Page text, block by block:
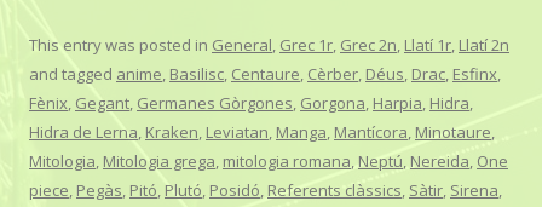
This entry was posted in General, Grec 1r, Grec 2n, Llatí 1r, Llatí 2n
and tagged anime, Basilisc, Centaure, Cèrber, Déus, Drac, Esfinx,
Fènix, Gegant, Germanes Gòrgones, Gorgona, Harpia, Hidra,
Hidra de Lerna, Kraken, Leviatan, Manga, Mantícora, Minotaure,
Mitologia, Mitologia grega, mitologia romana, Neptú, Nereida, One
piece, Pegàs, Pitó,Plutó, Posidó, Referents clàssics, Sàtir, Sirena,